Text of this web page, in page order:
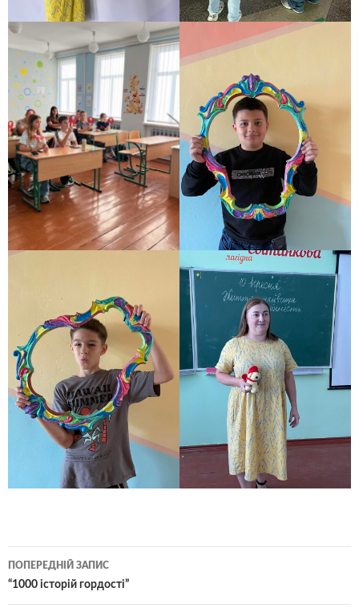
Навігація
по
ПОПЕРЕДНІЙ ЗАПИС
“1000 історій гордості”